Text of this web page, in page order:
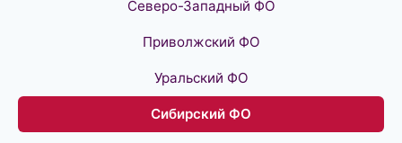
Северо-Западный ФО
Приволжский ФО
Уральский ФО
Сибирский ФО